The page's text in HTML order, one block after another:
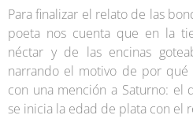
Para finalizar el relato de las
poeta nos cuenta que en la
néctar y de las encinas
narrando el motivo de por qué
con una mención a Saturno: el
se inicia la edad de plata con el